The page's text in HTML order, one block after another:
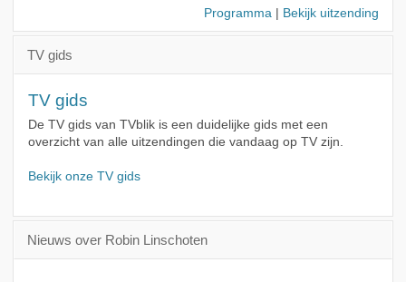
Programma
Bekijk uitzending
TV gids
TV gids
De TV gids van TVblik is een duidelijke gids met een
overzicht van alle uitzendingen die vandaag op TV zijn.
Bekijk onze TV gids
Nieuws over Robin Linschoten